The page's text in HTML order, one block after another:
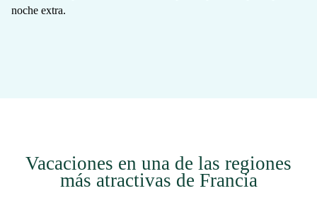
noche extra.
Vacaciones en una de las regiones
más atractivas de Francia